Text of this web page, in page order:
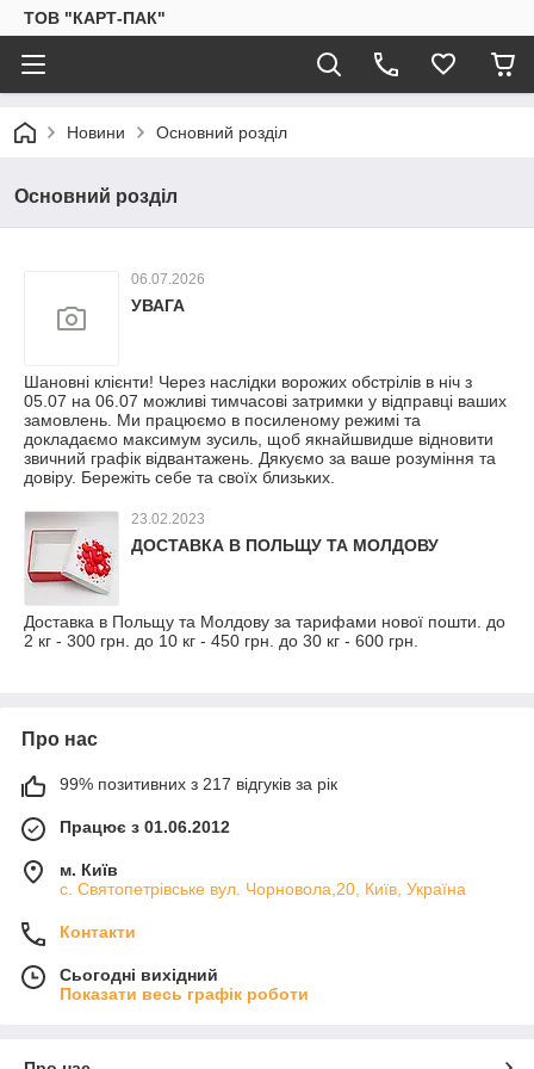
ТОВ "КАРТ-ПАК"
Новини Основний розділ
Основний розділ
06.07.2026
УВАГА
Шановні клієнти! Через наслідки ворожих обстрілів в ніч з
05.07 на 06.07 можливі тимчасові затримки у відправці ваших
замовлень. Ми працюємо в посиленому режимі та
докладаємо максимум зусиль, щоб якнайшвидше відновити
звичний графік відвантажень. Дякуємо за ваше розуміння та
довіру. Бережіть себе та своїх близьких.
23.02.2023
ДОСТАВКА В ПОЛЬЩУ ТА МОЛДОВУ
Доставка в Польщу та Молдову за тарифами нової пошти. до
2 кг - 300 грн. до 10 кг - 450 грн. до 30 кг - 600 грн.
Про нас
99% позитивних з 217 відгуків за рік
Працює з 01.06.2012
м. Київ
с. Святопетрівське вул. Чорновола,20, Київ, Україна
Контакти
Сьогодні вихідний
Показати весь графік роботи